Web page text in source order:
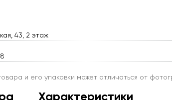
43, 2 этаж
и его упаковки может отличаться от
Характеристики